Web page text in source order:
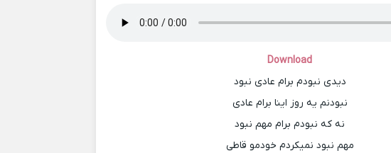
Download
دیدی نبودم برام عادی نبود
نبودنم یه روز اینا برام عادی
نه که نبودم برام مهم نبود
مهم نبود نمیکردم خودمو قاطی